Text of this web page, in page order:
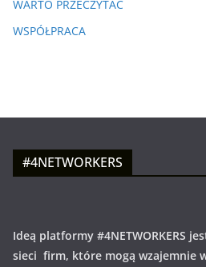
WARTO PRZECZYTAĆ
WSPÓŁPRACA
#4NETWORKERS
Ideą platformy #4NETWORKERS
sieci firm, które mogą wzajemnie